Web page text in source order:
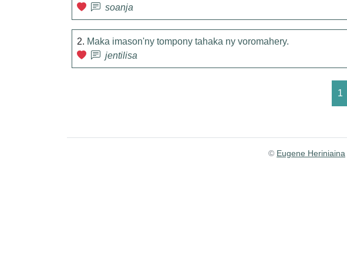
soanja
2. Maka imason'ny tompony tahaka ny voromahery.
jentilisa
1
© Eugene Heriniaina